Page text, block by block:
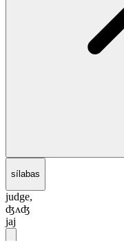
sílabas
judge,
ʤʌʤ
jaj